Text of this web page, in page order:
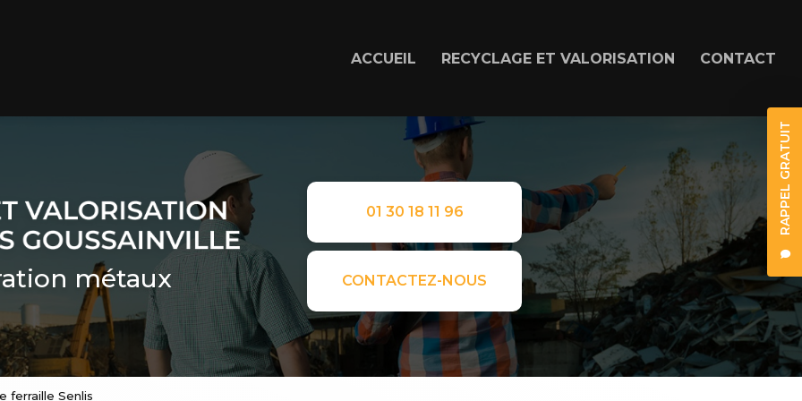
RAPPEL GRATUIT
ACCUEIL RECYCLAGE ET VALORISATION CONTACT
métaux
01 30 18 11 96
CONTACTEZ-NOUS
ferraille Senlis